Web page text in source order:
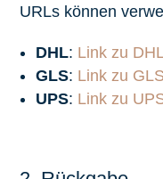
URLs können
DHL: Link zu
GLS: Link zu GLS
UPS: Link zu